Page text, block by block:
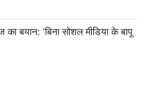
बयान: ‘बिना सोशल मीडिया के बापू